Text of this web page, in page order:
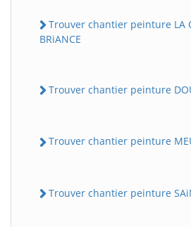
Trouver chantier peinture LA
BRiANCE
Trouver chantier peinture
Trouver chantier peinture
Trouver chantier peinture